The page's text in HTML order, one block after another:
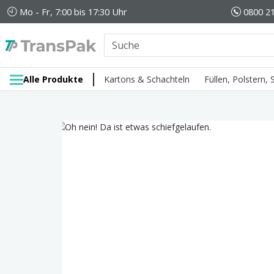
Mo - Fr, 7:00 bis 17:30 Uhr 0800
Alle Produkte Kartons & Schachteln Füllen, Polstern,